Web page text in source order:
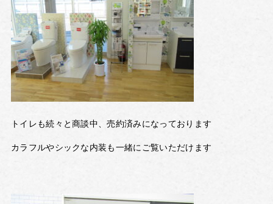
トイレも続々と商談中、売約済みになっております
カラフルやシックな内装も一緒にご覧いただけます